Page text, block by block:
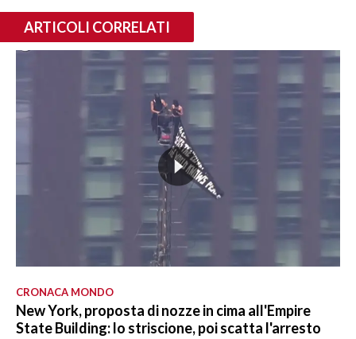
ARTICOLI CORRELATI
CRONACA MONDO
New York, proposta di nozze in cima all'Empire
State Building: lo striscione, poi scatta l'arresto